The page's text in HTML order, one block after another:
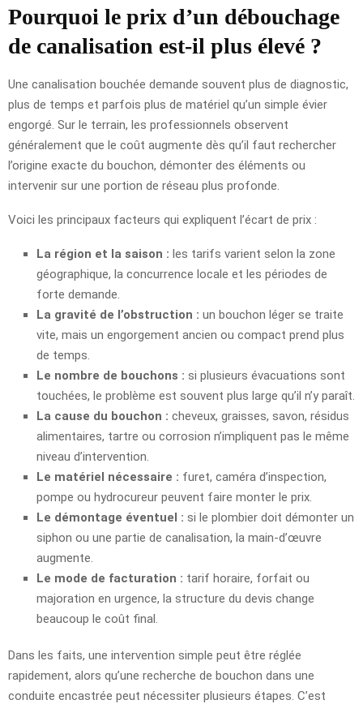
Pourquoi le prix d’un débouchage
de canalisation est-il plus élevé ?
Une canalisation bouchée demande souvent plus de diagnostic,
plus de temps et parfois plus de matériel qu’un simple évier
engorgé. Sur le terrain, les professionnels observent
généralement que le coût augmente dès qu’il faut rechercher
l’origine exacte du bouchon, démonter des éléments ou
intervenir sur une portion de réseau plus profonde.
Voici les principaux facteurs qui expliquent l’écart de prix :
La région et la saison : les tarifs varient selon la zone
géographique, la concurrence locale et les périodes de
forte demande.
La gravité de l’obstruction : un bouchon léger se traite
vite, mais un engorgement ancien ou compact prend plus
de temps.
Le nombre de bouchons : si plusieurs évacuations sont
touchées, le problème est souvent plus large qu’il n’y paraît.
La cause du bouchon : cheveux, graisses, savon, résidus
alimentaires, tartre ou corrosion n’impliquent pas le même
niveau d’intervention.
Le matériel nécessaire : furet, caméra d’inspection,
pompe ou hydrocureur peuvent faire monter le prix.
Le démontage éventuel : si le plombier doit démonter un
siphon ou une partie de canalisation, la main-d’œuvre
augmente.
Le mode de facturation : tarif horaire, forfait ou
majoration en urgence, la structure du devis change
beaucoup le coût final.
Dans les faits, une intervention simple peut être réglée
rapidement, alors qu’une recherche de bouchon dans une
conduite encastrée peut nécessiter plusieurs étapes. C’est